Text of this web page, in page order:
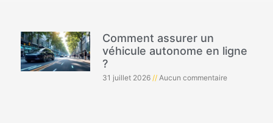
Comment assurer un
véhicule autonome en ligne
?
31 juillet 2026 Aucun commentaire